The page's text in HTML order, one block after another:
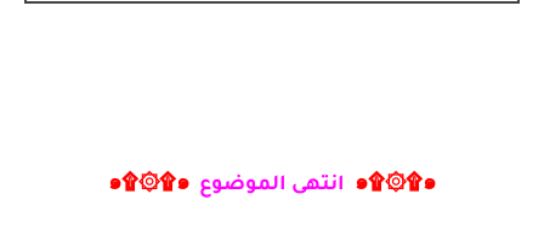
๑۩۞۩๑ انتهى الموضوع ๑۩۞۩๑